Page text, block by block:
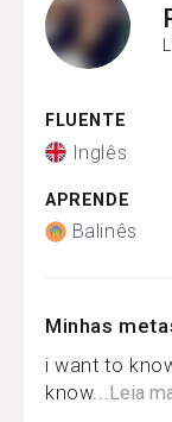
FLUENTE
Inglês
APRENDE
Balinês
Minhas
i want to
know...Leia